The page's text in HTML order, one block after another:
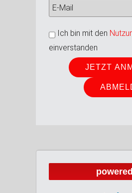
Ich bin mit den
einverstanden